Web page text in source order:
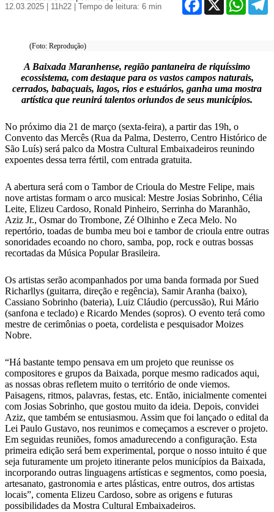
12.03.2025 | 11h22
| Tempo de leitura: 6 min
(Foto: Reprodução)
A Baixada Maranhense, região pantaneira de riquíssimo
ecossistema, com destaque para os vastos campos naturais,
cerrados, babaçuais, lagos, rios e estuários, ganha uma mostra
artística que reunirá talentos oriundos de seus municípios.
No próximo dia 21 de março (sexta-feira), a partir das 19h, o
Convento das Mercês (Rua da Palma, Desterro, Centro Histórico de
São Luís) será palco da Mostra Cultural Embaixadeiros reunindo
expoentes dessa terra fértil, com entrada gratuita.
A abertura será com o Tambor de Crioula do Mestre Felipe, mais
nove artistas formam o arco musical: Mestre Josias Sobrinho, Célia
Leite, Elizeu Cardoso, Ronald Pinheiro, Serrinha do Maranhão,
Aziz Jr., Osmar do Trombone, Zé Olhinho e Zeca Melo. No
repertório, toadas de bumba meu boi e tambor de crioula entre outras
sonoridades ecoando no choro, samba, pop, rock e outras bossas
recortadas da Música Popular Brasileira.
Os artistas serão acompanhados por uma banda formada por Sued
Richarllys (guitarra, direção e regência), Samir Aranha (baixo),
Cassiano Sobrinho (bateria), Luiz Cláudio (percussão), Rui Mário
(sanfona e teclado) e Ricardo Mendes (sopros). O evento terá como
mestre de cerimônias o poeta, cordelista e pesquisador Moizes
Nobre.
“Há bastante tempo pensava em um projeto que reunisse os
compositores e grupos da Baixada, porque mesmo radicados aqui,
as nossas obras refletem muito o território de onde viemos.
Paisagens, ritmos, palavras, festas, etc. Então, inicialmente comentei
com Josias Sobrinho, que gostou muito da ideia. Depois, convidei
Aziz, que também se entusiasmou. Assim que foi lançado o edital da
Lei Paulo Gustavo, nos reunimos e começamos a escrever o projeto.
Em seguidas reuniões, fomos amadurecendo a configuração. Esta
primeira edição será bem experimental, porque o nosso intuito é que
seja futuramente um projeto itinerante pelos municípios da Baixada,
incorporando outras linguagens artísticas e segmentos, como poesia,
artesanato, gastronomia e artes plásticas, entre outros, dos artistas
locais”, comenta Elizeu Cardoso, sobre as origens e futuras
possibilidades da Mostra Cultural Embaixadeiros.